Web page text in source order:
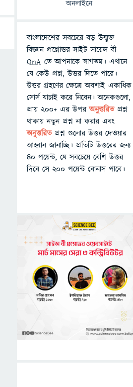
অনলাইনে
বাংলাদেশের সবচেয়ে বড় উন্মুক্ত
বিজ্ঞান প্রশ্নোত্তর সাইট সায়েন্স বী
QnA তে আপনাকে স্বাগতম। এখানে
যে কেউ প্রশ্ন, উত্তর দিতে পারে।
উত্তর গ্রহণের ক্ষেত্রে অবশ্যই একাধিক
সোর্স যাচাই করে নিবেন। অনেকগুলো,
প্রায় ২০০+ এর উপরঅনুত্তরিতপ্রশ্ন
থাকায় নতুন প্রশ্ন না করার এবং
অনুত্তরিত প্রশ্ন গুলোর উত্তর দেওয়ার
আহ্বান জানাচ্ছি। প্রতিটি উত্তরের জন্য
৪০ পয়েন্ট, যে সবচেয়ে বেশি উত্তর
দিবে সে ২০০ পয়েন্ট বোনাস পাবে।